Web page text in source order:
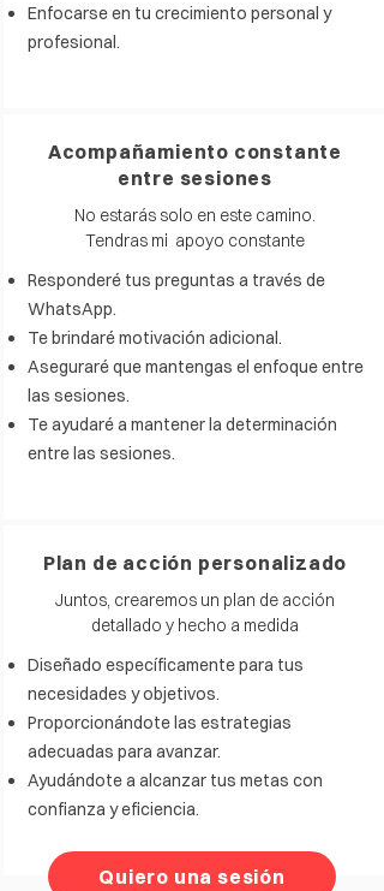
Enfocarse en tu crecimiento personal y
profesional.
Acompañamiento constante
entre sesiones
No estarás solo en este camino.
Tendras mi apoyo constante
Responderé tus preguntas a través de
WhatsApp.
Te brindaré motivación adicional.
Aseguraré que mantengas el enfoque entre
las sesiones.
Te ayudaré a mantener la determinación
entre las sesiones.
Plan de acción personalizado
Juntos, crearemos un plan de acción
detallado y hecho a medida
Diseñado específicamente para tus
necesidades y objetivos.
Proporcionándote las estrategias
adecuadas para avanzar.
Ayudándote a alcanzar tus metas con
confianza y eficiencia.
Quiero una sesión